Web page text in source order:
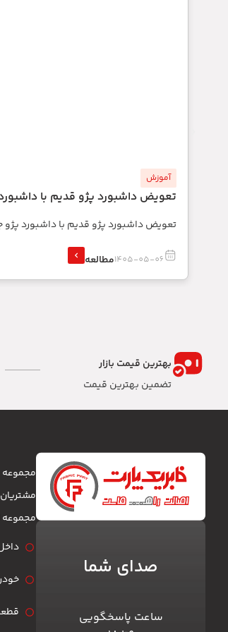
آموزش
تعویض داشبورد پژو قدیم با
تعویض داشبورد پژو قدیم با داشبورد
1405-05-06مطالعه
بهترین قیمت بازار
تضمین بهترین قیمت
صدای شما
ساعت پاسخگویی
مجموعه
مجموعه